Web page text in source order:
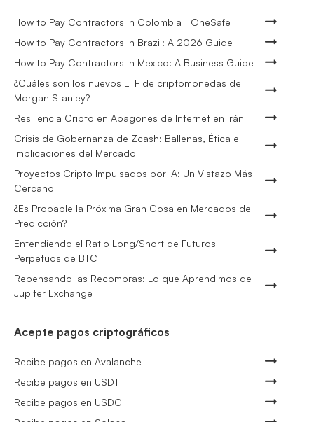
How to Pay Contractors in Colombia | OneSafe
How to Pay Contractors in Brazil: A 2026 Guide
How to Pay Contractors in Mexico: A Business Guide
¿Cuáles son los nuevos ETF de criptomonedas de
Morgan Stanley?
Resiliencia Cripto en Apagones de Internet en Irán
Crisis de Gobernanza de Zcash: Ballenas, Ética e
Implicaciones del Mercado
Proyectos Cripto Impulsados por IA: Un Vistazo Más
Cercano
¿Es Probable la Próxima Gran Cosa en Mercados de
Predicción?
Entendiendo el Ratio Long/Short de Futuros
Perpetuos de BTC
Repensando las Recompras: Lo que Aprendimos de
Jupiter Exchange
Acepte pagos criptográficos
Recibe pagos en Avalanche
Recibe pagos en USDT
Recibe pagos en USDC